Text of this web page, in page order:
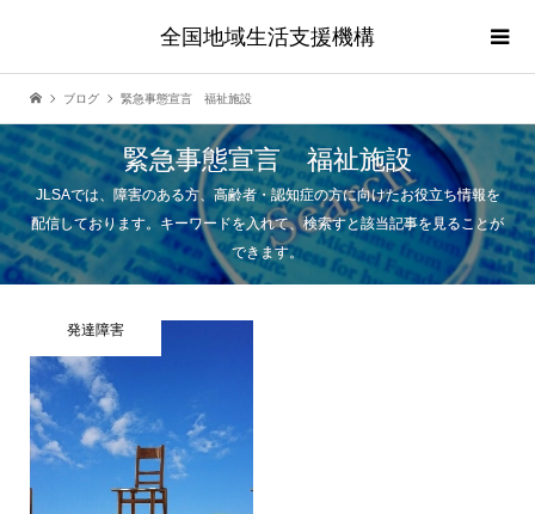
全国地域生活支援機構
ブログ 緊急事態宣言 福祉施設
緊急事態宣言 福祉施設
JLSAでは、障害のある方、高齢者・認知症の方に向けたお役立ち情報を
配信しております。キーワードを入れて、検索すと該当記事を見ることが
できます。
発達障害